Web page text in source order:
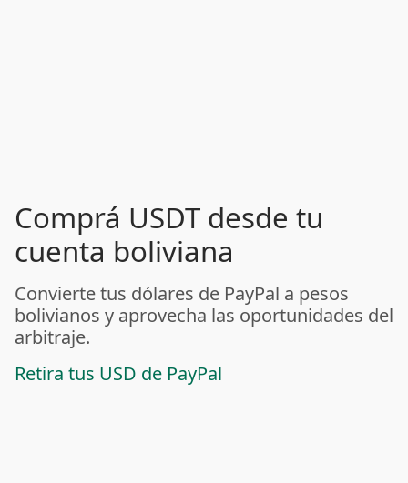
Comprá USDT desde tu
cuenta boliviana
Convierte tus dólares de PayPal a pesos
bolivianos y aprovecha las oportunidades del
arbitraje.
Retira tus USD de PayPal